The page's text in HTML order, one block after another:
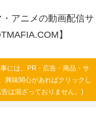
アニメの動画配信サ
】
には、PR・広告・商品・サ
興味関心があればクリックし
は混ざっておりません。)